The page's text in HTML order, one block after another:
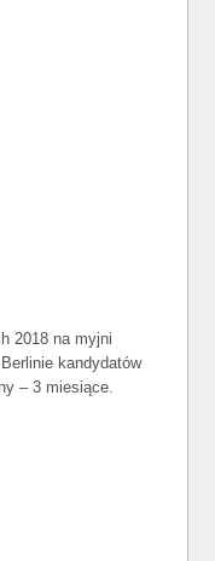
2018 na myjni
kandydatów
– 3 miesiące.